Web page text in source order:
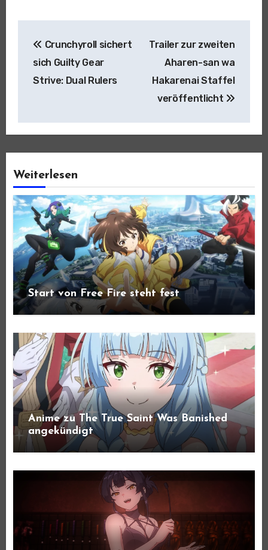
Crunchyroll sichert
sich Guilty Gear
Strive: Dual Rulers
Trailer zur zweiten
Aharen-san wa
Hakarenai Staffel
veröffentlicht
Weiterlesen
Start von Free Fire steht fest
Anime zu The True Saint Was Banished
angekündigt